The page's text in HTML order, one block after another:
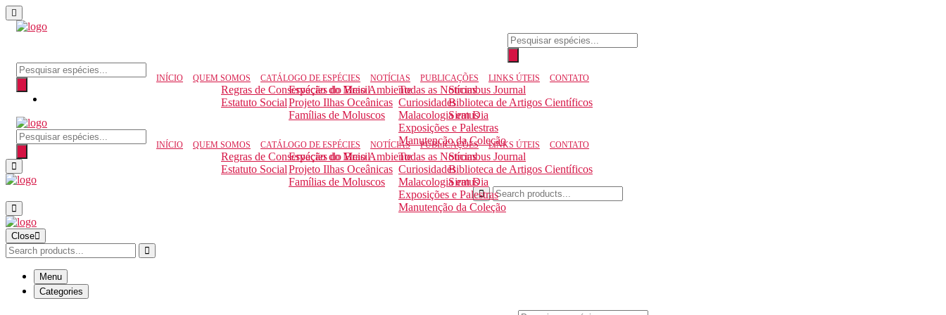
Pesquisar
produtos
Pesquisar produtos
INÍCIO QUEM SOMOS
Regras de Conservação do Meio Ambiente
Estatuto Social
CATÁLOGO DE ESPÉCIES
Espécies do Brasil
Projeto Ilhas Oceânicas
Famílias de Moluscos
NOTÍCIAS
Todas as Notícias
Curiosidades
Malacologia em Dia
Exposições e Palestras
Manutenção da Coleção
PUBLICAÇÕES
Strombus Journal
Biblioteca de Artigos Científicos
Siratus
LINKS ÚTEIS CONTATO
Pesquisar produtos
INÍCIO QUEM SOMOS
Regras de Conservação do Meio Ambiente
Estatuto Social
CATÁLOGO DE ESPÉCIES
Espécies do Brasil
Projeto Ilhas Oceânicas
Famílias de Moluscos
NOTÍCIAS
Todas as Notícias
Curiosidades
Malacologia em Dia
Exposições e Palestras
Manutenção da Coleção
PUBLICAÇÕES
Strombus Journal
Biblioteca de Artigos Científicos
Siratus
LINKS ÚTEIS CONTATO
Close
Menu
Categories